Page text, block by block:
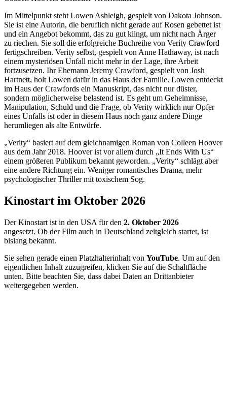
Im Mittelpunkt steht Lowen Ashleigh, gespielt von Dakota Johnson.
Sie ist eine Autorin, die beruflich nicht gerade auf Rosen gebettet ist
und ein Angebot bekommt, das zu gut klingt, um nicht nach Ärger
zu riechen. Sie soll die erfolgreiche Buchreihe von Verity Crawford
fertigschreiben. Verity selbst, gespielt von Anne Hathaway, ist nach
einem mysteriösen Unfall nicht mehr in der Lage, ihre Arbeit
fortzusetzen. Ihr Ehemann Jeremy Crawford, gespielt von Josh
Hartnett, holt Lowen dafür in das Haus der Familie. Lowen entdeckt
im Haus der Crawfords ein Manuskript, das nicht nur düster,
sondern möglicherweise belastend ist. Es geht um Geheimnisse,
Manipulation, Schuld und die Frage, ob Verity wirklich nur Opfer
eines Unfalls ist oder in diesem Haus noch ganz andere Dinge
herumliegen als alte Entwürfe.
„Verity“ basiert auf dem gleichnamigen Roman von Colleen Hoover
aus dem Jahr 2018. Hoover ist vor allem durch „It Ends With Us“
einem größeren Publikum bekannt geworden. „Verity“ schlägt aber
eine andere Richtung ein. Weniger romantisches Drama, mehr
psychologischer Thriller mit toxischem Sog.
Kinostart im Oktober 2026
Der Kinostart ist in den USA für den 2. Oktober 2026
angesetzt. Ob der Film auch in Deutschland zeitgleich startet, ist
bislang bekannt.
Sie sehen gerade einen Platzhalterinhalt von YouTube. Um auf den
eigentlichen Inhalt zuzugreifen, klicken Sie auf die Schaltfläche
unten. Bitte beachten Sie, dass dabei Daten an Drittanbieter
weitergegeben werden.